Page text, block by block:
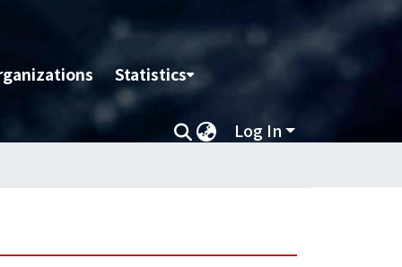
Statistics
Log In